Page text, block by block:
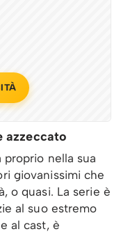
azzeccato
nella sua
giovanissimi che
o quasi. La serie è
al suo estremo
al cast, è